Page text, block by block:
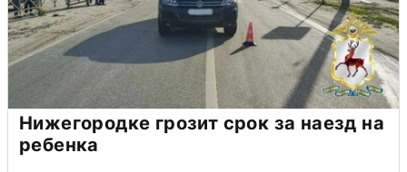
Нижегородке грозит срок за наезд на
ребенка